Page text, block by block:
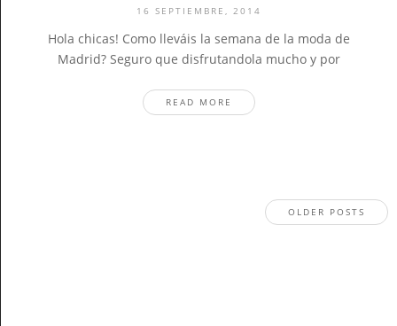
16 SEPTIEMBRE, 2014
Hola chicas! Como lleváis la semana de la moda de
Madrid? Seguro que disfrutandola mucho y por
READ MORE
OLDER POSTS